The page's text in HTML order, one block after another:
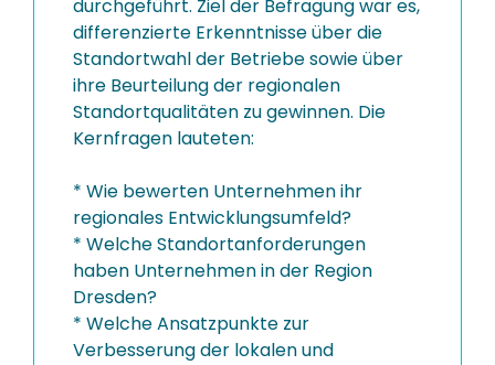
durchgeführt. Ziel der Befragung war es,
differenzierte Erkenntnisse über die
Standortwahl der Betriebe sowie über
ihre Beurteilung der regionalen
Standortqualitäten zu gewinnen. Die
Kernfragen lauteten:
* Wie bewerten Unternehmen ihr
regionales Entwicklungsumfeld?
* Welche Standortanforderungen
haben Unternehmen in der Region
Dresden?
* Welche Ansatzpunkte zur
Verbesserung der lokalen und